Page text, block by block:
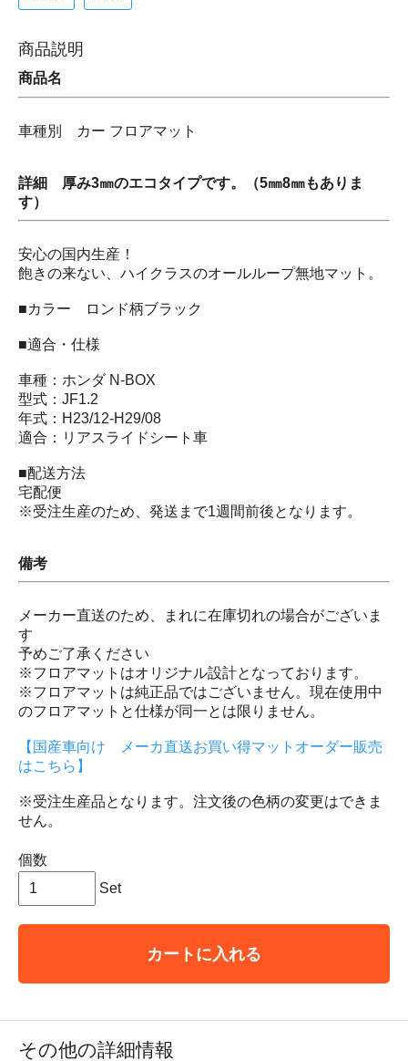
商品説明
商品名
車種別 カー フロアマット
詳細 厚み3㎜のエコタイプです。（5㎜8㎜もありま
す）
安心の国内生産！
飽きの来ない、ハイクラスのオールループ無地マット。
■カラー ロンド柄ブラック
■適合・仕様
車種：ホンダ N-BOX
型式：JF1.2
年式：H23/12-H29/08
適合：リアスライドシート車
■配送方法
宅配便
※受注生産のため、発送まで1週間前後となります。
備考
メーカー直送のため、まれに在庫切れの場合がございま
す
予めご了承ください
※フロアマットはオリジナル設計となっております。
※フロアマットは純正品ではございません。現在使用中
のフロアマットと仕様が同一とは限りません。
【国産車向け メーカ直送お買い得マットオーダー販売
はこちら】
※受注生産品となります。注文後の色柄の変更はできま
せん。
個数
Set
カートに入れる
その他の詳細情報